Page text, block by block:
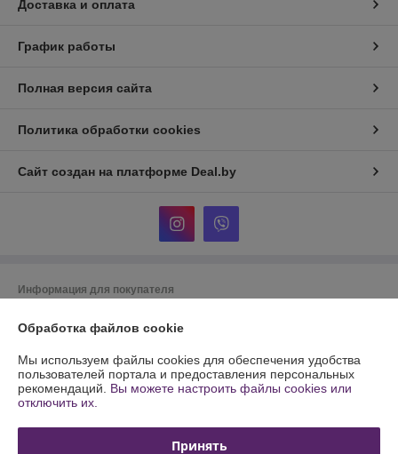
Доставка и оплата
График работы
Полная версия сайта
Политика обработки cookies
Сайт создан на платформе Deal.by
Информация для покупателя
услуг "СТО Складской техники" (Частное предприятие "СТО Складской
220025 РБ г. Минск ул. С. Есенина д. 36 подъезд 2
Регистрационный номер ЕГР: 191572457
Регистрационный орган: Минский горисполком
Обработка файлов cookie
Мы используем файлы cookies для обеспечения удобства
пользователей портала и предоставления персональных
рекомендаций. Вы можете настроить файлы cookies или
отключить их.
Принять